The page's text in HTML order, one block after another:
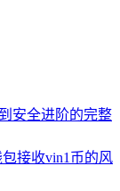
安全进阶的完整
接收vin1币的风